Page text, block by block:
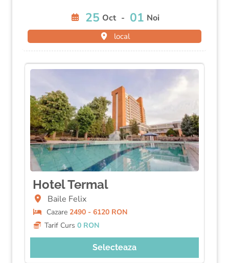
25 Oct - 01 Noi
local
Hotel Termal
Baile Felix
Cazare 2490 - 6120 RON
Tarif Curs 0 RON
Selecteaza